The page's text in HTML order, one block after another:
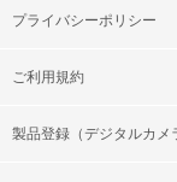
プライバシーポリシー
ご利用規約
製品登録（デジタルカメ